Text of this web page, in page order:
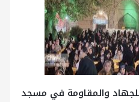
والمقاومة في مسجد